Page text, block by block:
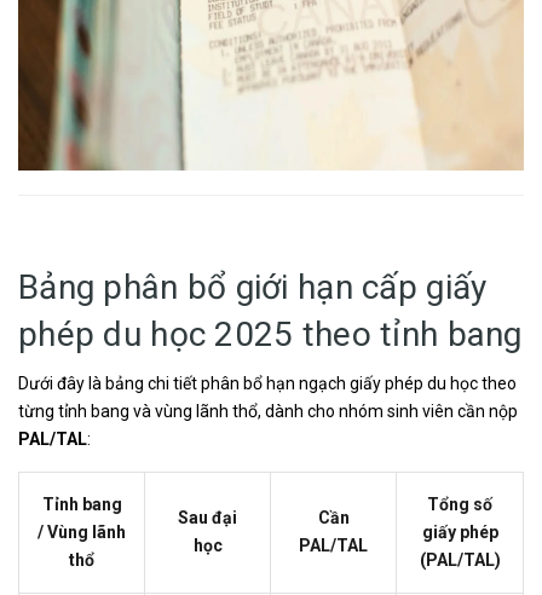
Bảng phân bổ giới hạn cấp giấy
phép du học 2025 theo tỉnh bang
Dưới đây là bảng chi tiết phân bổ hạn ngạch giấy phép du học theo
từng tỉnh bang và vùng lãnh thổ, dành cho nhóm sinh viên cần nộp
PAL/TAL:
Tỉnh bang
/ Vùng lãnh
thổ
Sau đại
học
Cần
PAL/TAL
Tổng số
giấy phép
(PAL/TAL)